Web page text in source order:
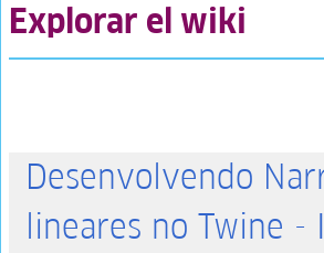
Explorar el wiki
Desenvolvendo
lineares no Twine -